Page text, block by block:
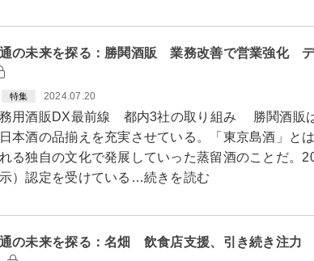
の未来を探る：勝鬨酒販 業務改善で営業強化
特集 2024.07.20
酒販DX最前線 都内3社の取り組み 勝鬨酒販
本酒の品揃えを充実させている。「東京島酒」と
る独自の文化で発展していった蒸留酒のことだ。
）認定を受けている…続きを読む
の未来を探る：名畑 飲食店支援、引き続き注力